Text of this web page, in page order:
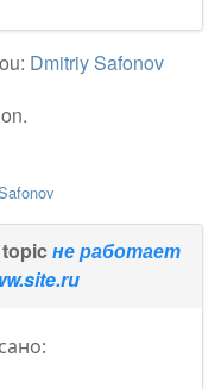
Dmitriy Safonov
не работает